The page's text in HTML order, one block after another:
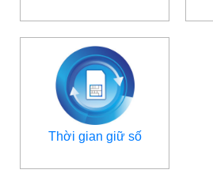
Thời gian giữ số